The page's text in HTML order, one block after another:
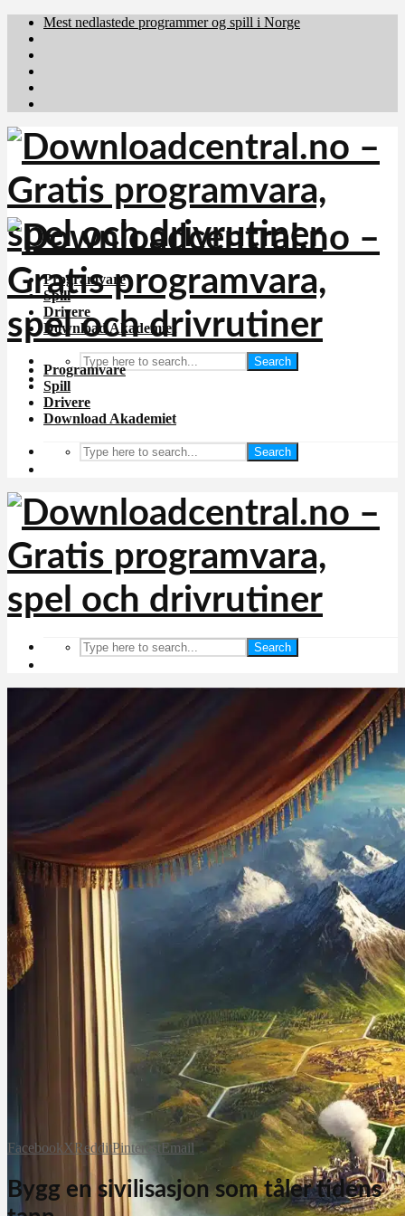
Mest nedlastede programmer og spill i Norge
Programvare
Spill
Drivere
Download Akademiet
Search
Programvare
Spill
Drivere
Download Akademiet
Search
Search
FacebookXRedditPinterest Email
Bygg en sivilisasjon som tåler tidens